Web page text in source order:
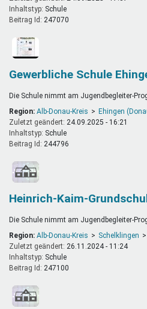
Inhaltstyp:
schule
Beitrag Id: 247070
Gewerbliche Schule
Die Schule nimmt am Jugendbegleiter-
Region: Alb-Donau-Kreis
Ehingen
Zuletzt geändert: 24.09.2025 - 16:21
Inhaltstyp:
schule
Beitrag Id: 244796
Heinrich-Kaim-
Die Schule nimmt am Jugendbegleiter-
Region: Alb-Donau-Kreis
Schelklingen
Zuletzt geändert: 26.11.2024 - 11:24
Inhaltstyp:
schule
Beitrag Id: 247100